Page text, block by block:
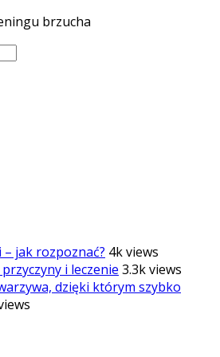
brzucha
jak rozpoznać? 4k views
i leczenie 3.3k views
dzięki którym szybko